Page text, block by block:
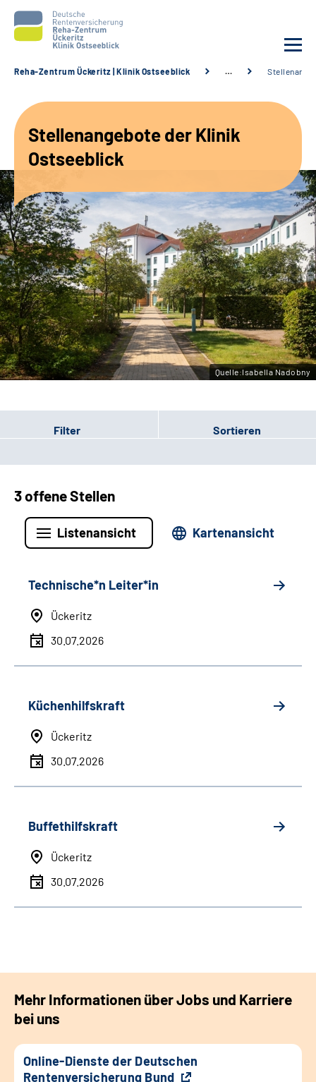
Unsere Angebote
Karriere
Sozialdienste & Zuweisende
Suche
Leichte Sprache
Gebärdensprache
Reha-Zentrum Ückeritz | Klinik Ostseeblick …
Stellenangebote der Klinik
Ostseeblick
Quelle:Isabella Nadobny
Filter Sortieren
3 offene Stellen
Listenansicht Kartenansicht
Technische*n Leiter*in
Ückeritz
30.07.2026
Küchenhilfskraft
Ückeritz
30.07.2026
Buffethilfskraft
Ückeritz
30.07.2026
Mehr Informationen über Jobs und Karriere
bei uns
Online-Dienste der Deutschen
Rentenversicherung Bund